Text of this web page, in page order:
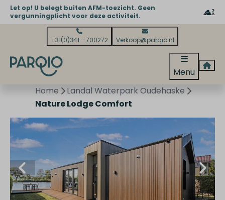
Let op! U belegt buiten AFM-toezicht. Geen
vergunningplicht voor deze activiteit.
+31(0)341 - 700272 Verkoop@parqio.nl
Menu
Home
Landal Waterpark Oudehaske
Nature Lodge Comfort